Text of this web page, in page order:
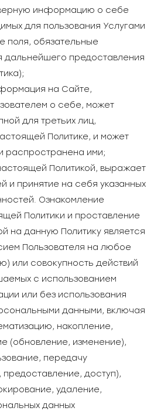
информацию о себе
для пользования Услугами
поля, обязательные
дальнейшего предоставления
на Сайте,
о себе, может
для третьих лиц,
Политике, и может
распространена ими;
Политикой, выражает
и принятие на себя указанных
Ознакомление
Политики и проставление
на данную Политику является
Пользователя на любое
или совокупность действий
с использованием
или без использования
данными, включая
накопление,
(обновление, изменение),
передачу
доступ),
удаление,
данных